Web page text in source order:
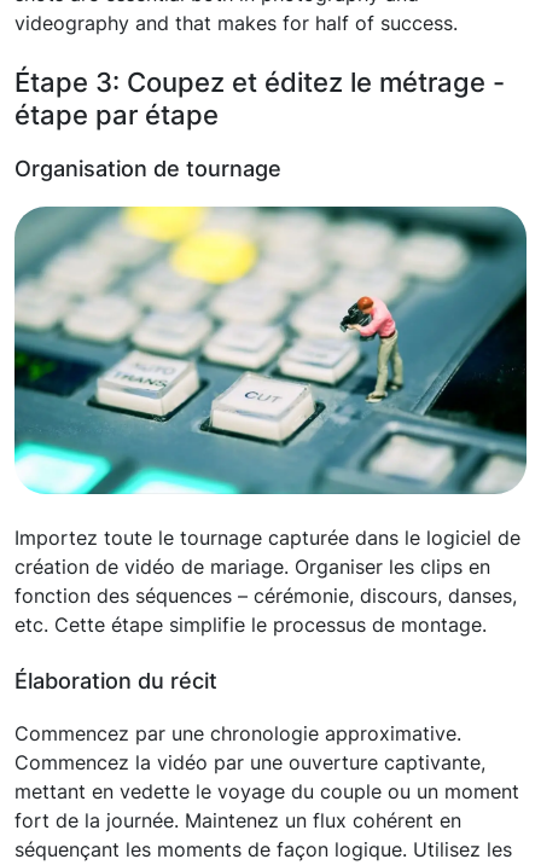
videography and that makes for half of success.
Étape 3: Coupez et éditez le métrage -
étape par étape
Organisation de tournage
Importez toute le tournage capturée dans le logiciel de
création de vidéo de mariage. Organiser les clips en
fonction des séquences – cérémonie, discours, danses,
etc. Cette étape simplifie le processus de montage.
Élaboration du récit
Commencez par une chronologie approximative.
Commencez la vidéo par une ouverture captivante,
mettant en vedette le voyage du couple ou un moment
fort de la journée. Maintenez un flux cohérent en
séquençant les moments de façon logique. Utilisez les